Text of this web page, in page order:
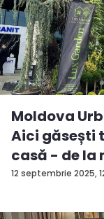
12 septembrie 2025,
Moldova
Aici găsești
casă - de la
ingenioas...